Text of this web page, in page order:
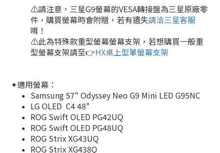
⚠️請注意，三星G9螢幕的VESA轉接盤為三星原廠零
件，購買螢幕時會附贈，若有遺失請洽三星客服
唷！
⚠️此為特殊款重型螢幕螢幕支架，若想購買一般重
型螢幕支架請至👉HX桌上型單螢幕支架
✦適用螢幕：
Samsung 57" Odyssey Neo G9 Mini LED G95NC
LG OLED C4 48"
ROG Swift OLED PG42UQ
ROG Swift OLED PG48UQ
ROG Strix XG43UQ
ROG Strix XG438Q